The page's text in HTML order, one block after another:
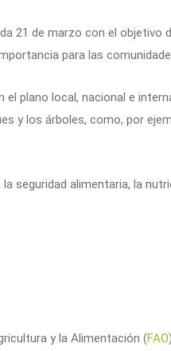
21 de marzo con el objetivo
para las
plano local, nacional e
y los árboles, como, por
la seguridad alimentaria, la
y la Alimentación (FAO